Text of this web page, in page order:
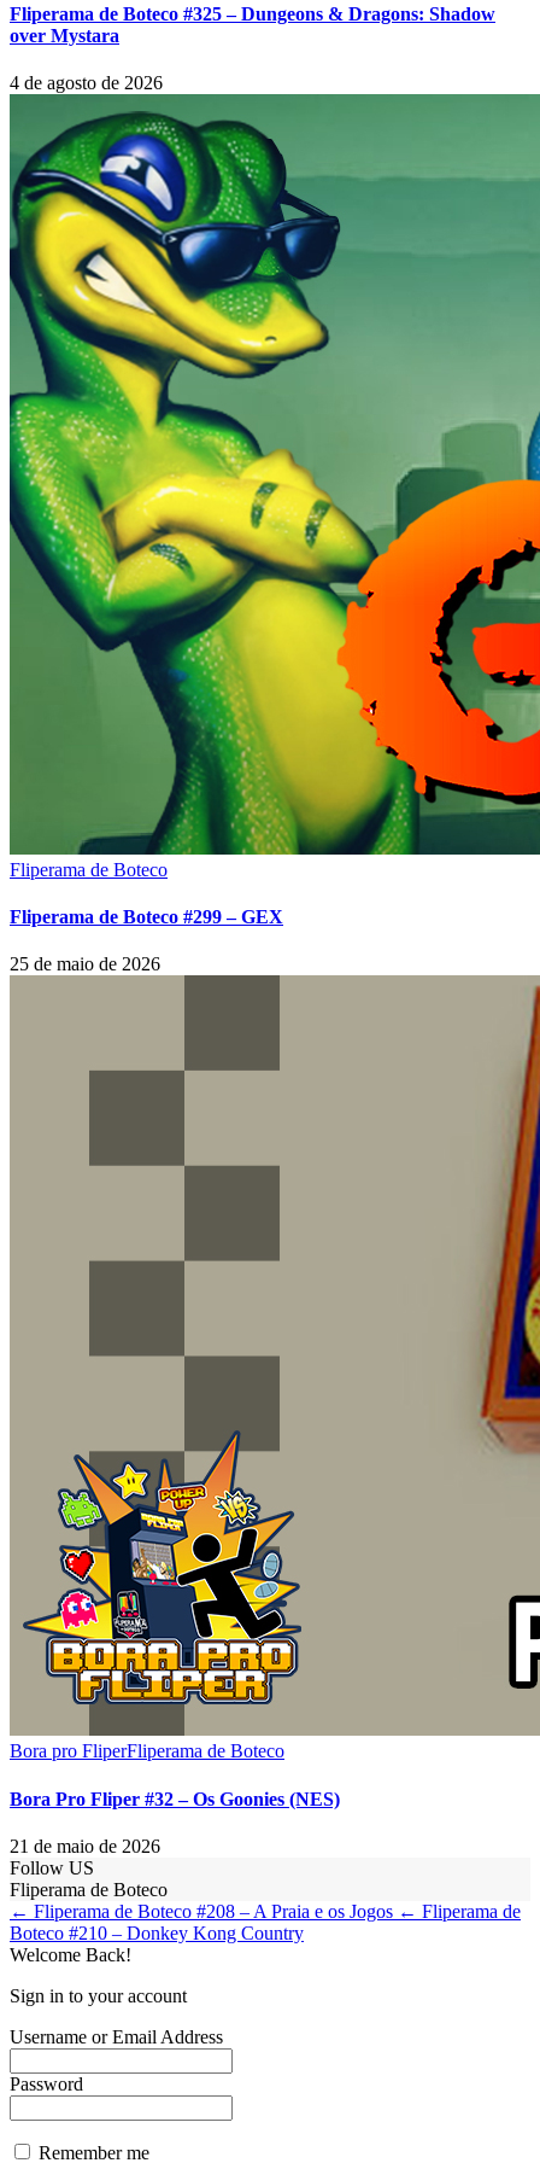
Fliperama de Boteco #325 – Dungeons & Dragons: Shadow
over Mystara
4 de agosto de 2026
Fliperama de Boteco
Fliperama de Boteco #299 – GEX
25 de maio de 2026
Bora pro FliperFliperama de Boteco
Bora Pro Fliper #32 – Os Goonies (NES)
21 de maio de 2026
Follow US
Fliperama de Boteco
← Fliperama de Boteco #208 – A Praia e os Jogos ← Fliperama de
Boteco #210 – Donkey Kong Country
Welcome Back!
Sign in to your account
Username or Email Address
Password
Remember me